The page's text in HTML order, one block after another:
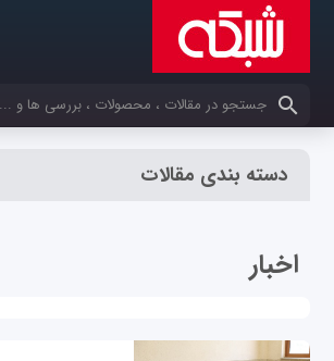
کلمات کلیدی خود را وارد کنید
دسته بندی مقالات
اخبار